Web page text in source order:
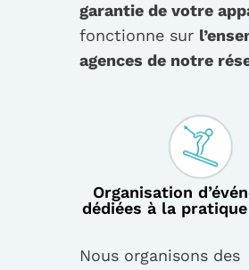
garantie de votre
fonctionne sur
agences de notre
Organisation
dédiées à la
Nous organisons des